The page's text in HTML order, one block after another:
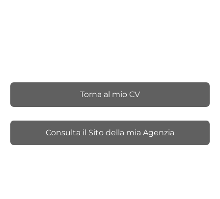
Torna al mio CV
Consulta il Sito della mia Agenzia